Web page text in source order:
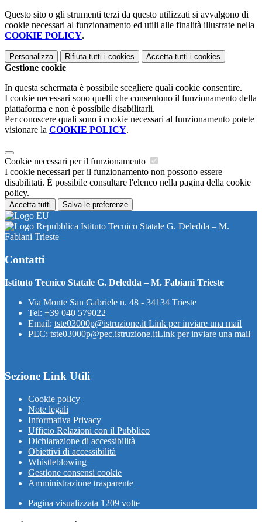
Questo sito o gli strumenti terzi da questo utilizzati si avvalgono di
cookie necessari al funzionamento ed utili alle finalità illustrate nella
COOKIE POLICY.
Personalizza Rifiuta tutti i cookies Accetta tutti i cookies
Gestione cookie
In questa schermata è possibile scegliere quali cookie consentire.
I cookie necessari sono quelli che consentono il funzionamento della
piattaforma e non è possibile disabilitarli.
Per conoscere quali sono i cookie necessari al funzionamento potete
visionare la COOKIE POLICY.
Cookie necessari per il funzionamento
I cookie necessari per il funzionamento non possono essere
disabilitati. È possibile consultare l'elenco nella pagina della cookie
policy.
Accetta tutti Salva le preferenze
Istituto Tecnico Statale G. Deledda – M.
Fabiani Trieste
Contatti
Istituto Tecnico Statale G. Deledda – M. Fabiani Trieste
Via Monte San Gabriele n. 48 - 34134 Trieste
Tel: +39 040 579022
Email: tste03000p@istruzione.it Link per inviare una mail
PEC: tste03000p@pec.istruzione.itLink per inviare una mail
Sezione Link Utili
Cookie policy
Note legali
Informativa Privacy
Ufficio Relazioni con il Pubblico
Dichiarazione di accessibilità
Obiettivi di accessibilità
Whistleblowing
Gestione consensi cookie
Amministrazione trasparente
Pagina visualizzata 1209 volte